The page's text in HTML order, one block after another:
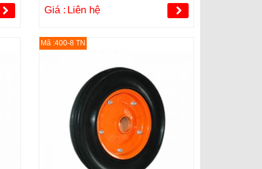
Giá : Liên hệ
Mã :400-8 TN